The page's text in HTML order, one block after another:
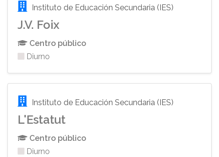
Instituto de Educación Secundaria (IES)
J.V. Foix
Centro público
Diurno
Instituto de Educación Secundaria (IES)
L'Estatut
Centro público
Diurno